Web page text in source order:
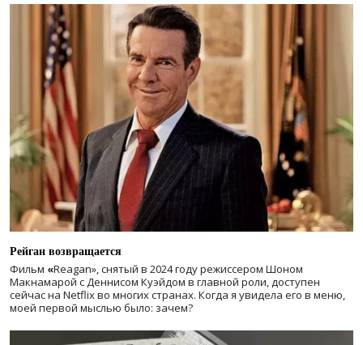
Рейган возвращается
Фильм «Reagan», снятый в 2024 годурежиссером Шоном
Макнамарой с Деннисом Куэйдом в главной роли, доступен
сейчас на Netflix во многих странах. Когда я увидела его в меню,
моей первой мыслью было: зачем?